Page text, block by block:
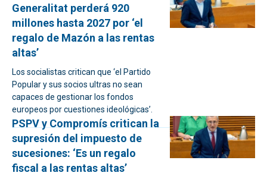
Generalitat perderá 920
millones hasta 2027 por ‘el
regalo de Mazón a las rentas
altas’
Los socialistas critican que ‘el Partido
Popular y sus socios ultras no sean
capaces de gestionar los fondos
europeos por cuestiones ideológicas’.
PSPV y Compromís critican la
supresión del impuesto de
sucesiones: ‘Es un regalo
fiscal a las rentas altas’